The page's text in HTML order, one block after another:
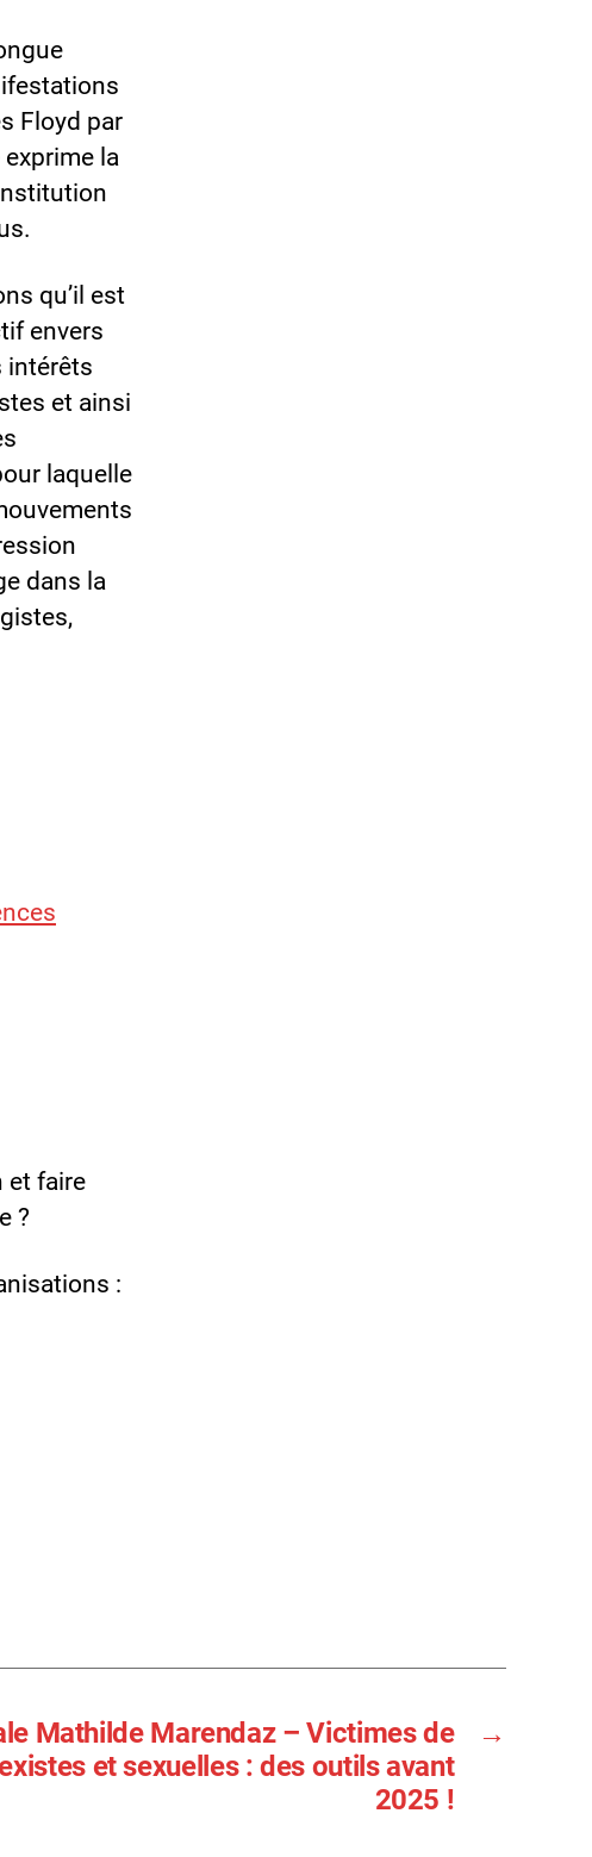
Floyd par
la
qu’il est
envers
intérêts
et ainsi
laquelle
dans la
et faire
?
:
→
Mathilde Marendaz – Victimes de
et sexuelles : des outils avant
2025 !